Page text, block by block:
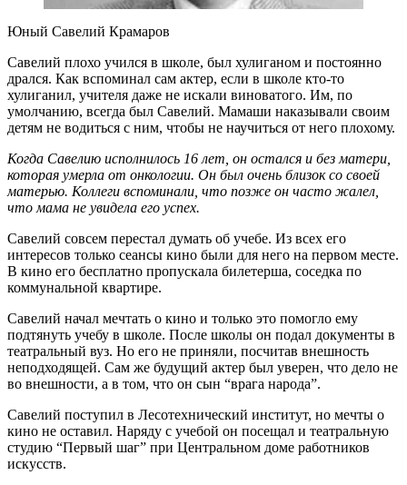
Юный Савелий Крамаров
Савелий плохо учился в школе, был хулиганом и постоянно
дрался. Как вспоминал сам актер, если в школе кто-то
хулиганил, учителя даже не искали виноватого. Им, по
умолчанию, всегда был Савелий. Мамаши наказывали своим
детям не водиться с ним, чтобы не научиться от него плохому.
Когда Савелию исполнилось 16 лет, он остался и без матери,
которая умерла от онкологии. Он был очень близок со своей
матерью. Коллеги вспоминали, что позже он часто жалел,
что мама не увидела его успех.
Савелий совсем перестал думать об учебе. Из всех его
интересов только сеансы кино были для него на первом месте.
В кино его бесплатно пропускала билетерша, соседка по
коммунальной квартире.
Савелий начал мечтать о кино и только это помогло ему
подтянуть учебу в школе. После школы он подал документы в
театральный вуз. Но его не приняли, посчитав внешность
неподходящей. Сам же будущий актер был уверен, что дело не
во внешности, а в том, что он сын “врага народа”.
Савелий поступил в Лесотехнический институт, но мечты о
кино не оставил. Наряду с учебой он посещал и театральную
студию “Первый шаг” при Центральном доме работников
искусств.